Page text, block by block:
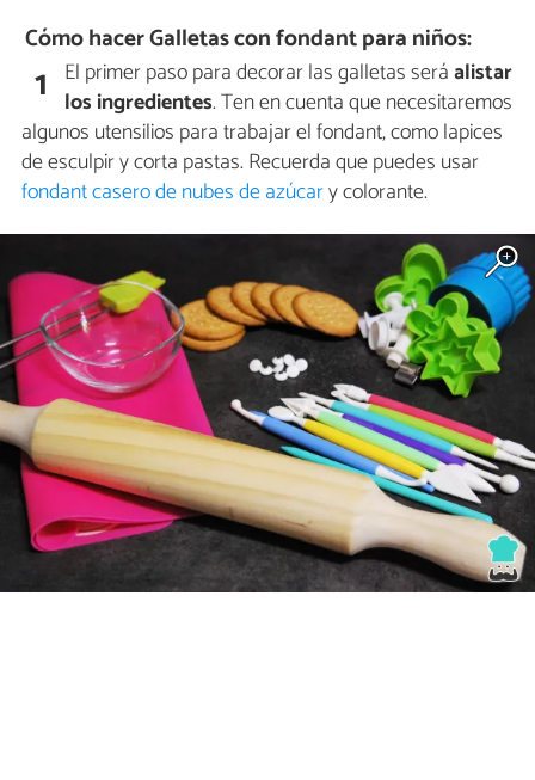
Cómo hacer Galletas con fondant para niños:
1 El primer paso para decorar las galletas seráalistar
los ingredientes. Ten en cuenta que necesitaremos
algunos utensilios para trabajar el fondant, como lapices
de esculpir y corta pastas. Recuerda que puedes usar
fondant casero de nubes de azúcary colorante.